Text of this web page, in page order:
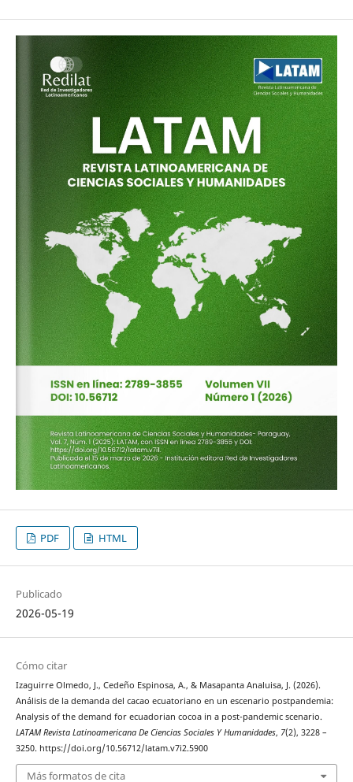
PDF HTML
Publicado
2026-05-19
Cómo citar
Izaguirre Olmedo, J., Cedeño Espinosa, A., & Masapanta Analuisa, J. (2026).
Análisis de la demanda del cacao ecuatoriano en un escenario postpandemia:
Analysis of the demand for ecuadorian cocoa in a post-pandemic scenario.
LATAM Revista Latinoamericana De Ciencias Sociales Y Humanidades, 7(2), 3228 –
3250. https://doi.org/10.56712/latam.v7i2.5900
Más formatos de cita